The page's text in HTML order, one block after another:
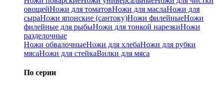
овощейНожи для томатовНожи для маслаНожи для
сыраНожи японские (сантоку)Ножи филейныеНожи
филейные для рыбыНожи для тонкой нарезкиНожи
разделочные
Ножи обвалочныеНожи для хлебаНожи для рубки
мясаНожи для стейкаВилки для мяса
По серии